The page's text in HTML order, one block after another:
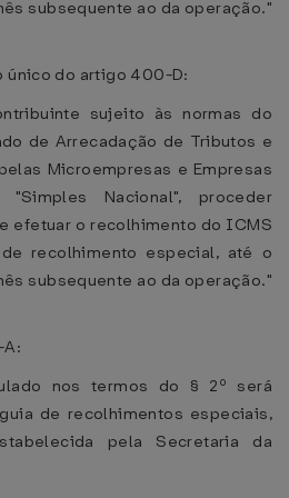
subsequente ao da operação."
único do artigo 400-D:
sujeito às normas do
de Arrecadação de Tributos e
Microempresas e Empresas
Nacional", proceder
efetuar o recolhimento do ICMS
recolhimento especial, até o
subsequente ao da operação."
nos termos do § 2º será
de recolhimentos especiais,
pela Secretaria da